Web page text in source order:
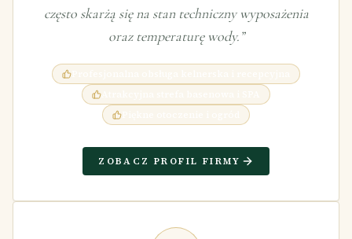
często skarżą się na stan techniczny wyposażenia
oraz temperaturę wody.”
ZOBACZ PROFIL FIRMY